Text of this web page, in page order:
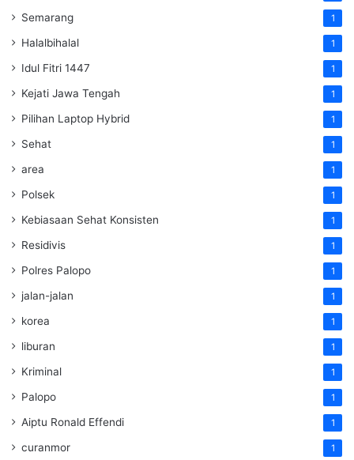
Semarang 1
Halalbihalal 1
Idul Fitri 1447 1
Kejati Jawa Tengah 1
Pilihan Laptop Hybrid 1
Sehat 1
area 1
Polsek 1
Kebiasaan Sehat Konsisten 1
Residivis 1
Polres Palopo 1
jalan-jalan 1
korea 1
liburan 1
Kriminal 1
Palopo 1
Aiptu Ronald Effendi 1
curanmor 1